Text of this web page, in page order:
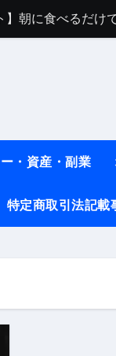
朝に食べるだけ
物7選 #ダイエッ
せ本当に効果ある
え方と実践方法
｜最新観測デー
・資産・副業
特定商取引法記載